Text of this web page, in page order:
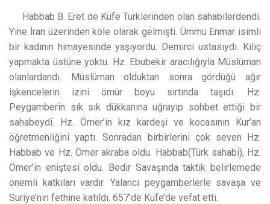
Habbab B. Eret de Kufe Türklerinden olan sahabilerdendi.
Yine İran üzerinden köle olarak gelmişti. Ümmü Enmar isimli
bir kadının himayesinde yaşıyordu. Demirci ustasıydı. Kılıç
yapmakta üstüne yoktu. Hz. Ebubekir aracılığıyla Müslüman
olanlardandı. Müslüman olduktan sonra gördüğü ağır
işkencelerin izini ömür boyu sırtında taşıdı. Hz.
Peygamberin sık sık dükkanına uğrayıp sohbet ettiği bir
sahabeydi. Hz. Ömer’in kız kardeşi ve kocasının Kur’an
öğretmenliğini yaptı. Sonradan birbirlerini çok seven Hz.
Habbab ve Hz. Ömer akraba oldu. Habbab(Türk sahabi), Hz.
Ömer’in eniştesi oldu. Bedir Savaşında taktik belirlemede
önemli katkıları vardır. Yalancı peygamberlerle savaşa ve
Suriye’nin fethine katıldı. 657’de Kufe’de vefat etti.